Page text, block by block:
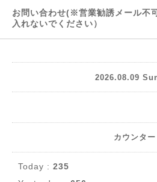
お問い合わせ(※営業勧誘メール不
入れないでください）
2026.08.09
カウンター
Today : 235